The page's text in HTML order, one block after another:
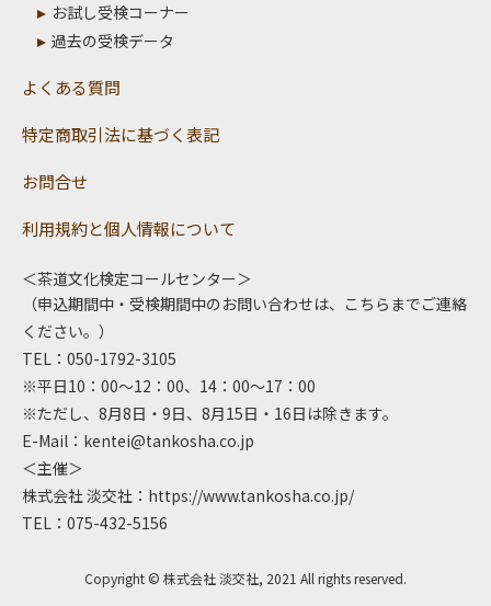
お試し受検コーナー
過去の受検データ
よくある質問
特定商取引法に基づく表記
お問合せ
利用規約と個人情報について
＜茶道文化検定コールセンター＞
（申込期間中・受検期間中のお問い合わせは、こちらまでご連絡
ください。）
TEL：050-1792-3105
※平日10：00～12：00、14：00～17：00
※ただし、8月8日・9日、8月15日・16日は除きます。
E-Mail： kentei@tankosha.co.jp
＜主催＞
株式会社 淡交社： https://www.tankosha.co.jp/
TEL：075-432-5156
Copyright © 株式会社 淡交社, 2021 All rights reserved.